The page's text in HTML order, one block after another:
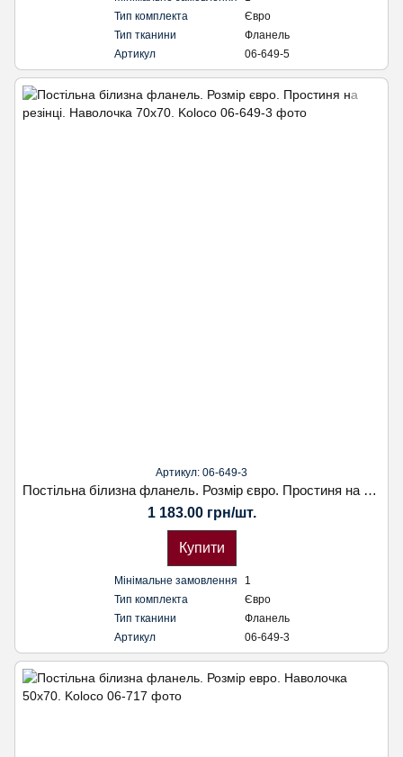
Тип комплекта
Євро
Тип тканини
Фланель
Артикул
06-649-5
Артикул: 06-649-3
Постільна білизна фланель. Розмір євро. Простиня на резінці. Наволочка 70х70. Koloco
1 183.00 грн/шт.
Купити
Мінімальне замовлення
1
Тип комплекта
Євро
Тип тканини
Фланель
Артикул
06-649-3